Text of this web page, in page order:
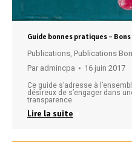
Guide bonnes pratiques –
Publications Publications
Par admincpa 16 juin 2017
Ce guide s’adresse à
désireux de s’engager dans
transparence.
Lire la suite